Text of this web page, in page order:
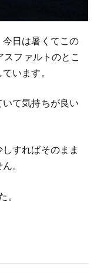
日は暑くてこの
ファルトのとこ
います。
いて気持ちが良い
すればそのまま
。
。